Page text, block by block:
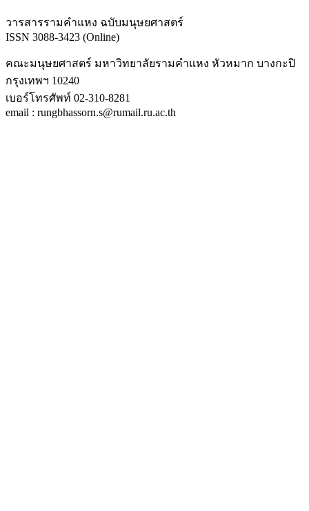
วารสารรามคำแหง ฉบับมนุษยศาสตร์
ISSN 3088-3423 (Online)
คณะมนุษยศาสตร์ มหาวิทยาลัยรามคำแหง หัวหมาก บางกะปิ
กรุงเทพฯ 10240
เบอร์โทรศัพท์ 02-310-8281
email : rungbhassorn.s@rumail.ru.ac.th